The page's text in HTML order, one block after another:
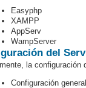
Easyphp
XAMPP
AppServ
WampServer
del
la
Configuración